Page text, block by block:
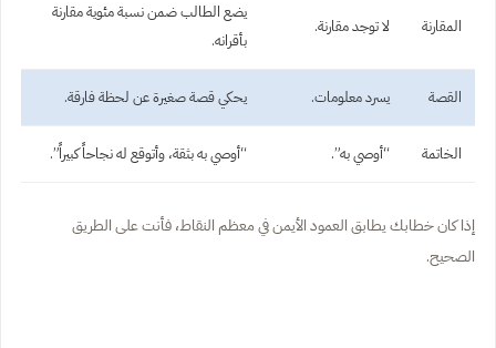
المقارنة لا توجد مقارنة.
يضع الطالب ضمن نسبة مئوية مقارنة
بأقرانه.
القصة يسرد معلومات. يحكي قصة صغيرة عن لحظة فارقة.
الخاتمة “أوصي به”. “أوصي به بثقة، وأتوقع له نجاحاً كبيراً”.
إذا كان خطابك يطابق العمود الأيمن في معظم النقاط، فأنت على الطريق
الصحيح.